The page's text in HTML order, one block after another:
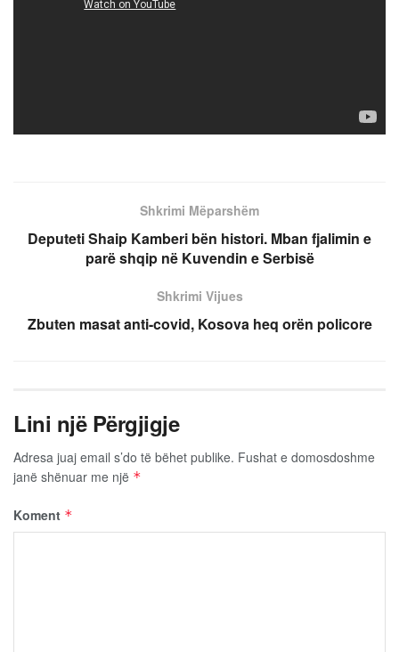
Shkrimi Mëparshëm
Deputeti Shaip Kamberi bën histori. Mban fjalimin e
parë shqip në Kuvendin e Serbisë
Shkrimi Vijues
Zbuten masat anti-covid, Kosova heq orën policore
Lini një Përgjigje
Adresa juaj email s’do të bëhet publike. Fushat e domosdoshme
janë shënuar me një *
Koment *